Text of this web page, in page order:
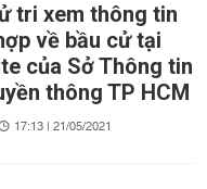
tri xem thông tin
về bầu cử tại
của Sở Thông tin
thông TP HCM
17:13 | 21/05/2021